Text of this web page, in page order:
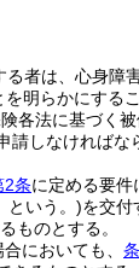
者は、心身障
を明らかにする
各法に基づく
しなければな
2条に定める要件
という。)を交付
ものとする。
においても、